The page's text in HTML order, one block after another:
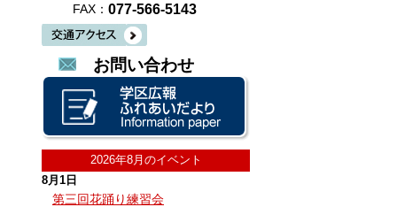
FAX： 077-566-5143
お問い合わせ
2026年8月のイベント
8月1日
第三回花踊り練習会